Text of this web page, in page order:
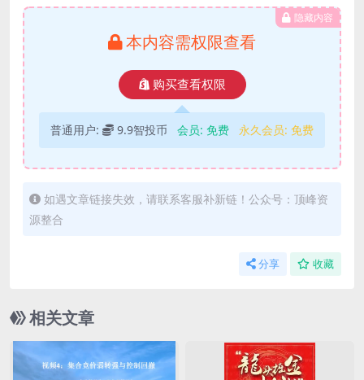
隐藏内容
本内容需权限查看
购买查看权限
普通用户: 9.9智投币 会员: 免费 永久会员: 免费
如遇文章链接失效，请联系客服补新链！公众号：顶峰资
源整合
分享 收藏
相关文章